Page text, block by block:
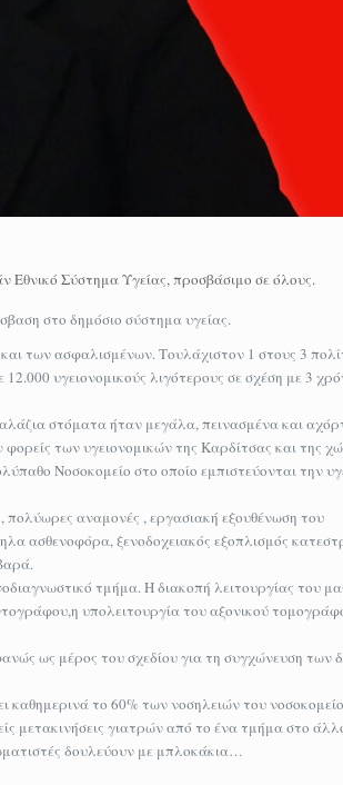
Εθνικό Σύστημα Υγείας, προσβάσιμο σε όλους.
στο δημόσιο σύστημα υγείας.
των ασφαλισμένων. Τουλάχιστον 1 στους 3
υγειονομικούς λιγότερους σε σχέση με 3
στόματα ήταν μεγάλα, πεινασμένα και
των υγειονομικών της Καρδίτσας και της
Νοσοκομείο στο οποίο εμπιστεύονται την
αναμονές , εργασιακή εξουθένωση του
ασθενοφόρα, ξενοδοχειακός εξοπλισμός
τμήμα. Η διακοπή λειτουργίας του
υπολειτουργία του αξονικού
ως μέρος του σχεδίου για τη συγχώνευση των
το 60% των νοσηλειών του
μετακινήσεις γιατρών από το ένα τμήμα στο
δουλεύουν με μπλοκάκια…